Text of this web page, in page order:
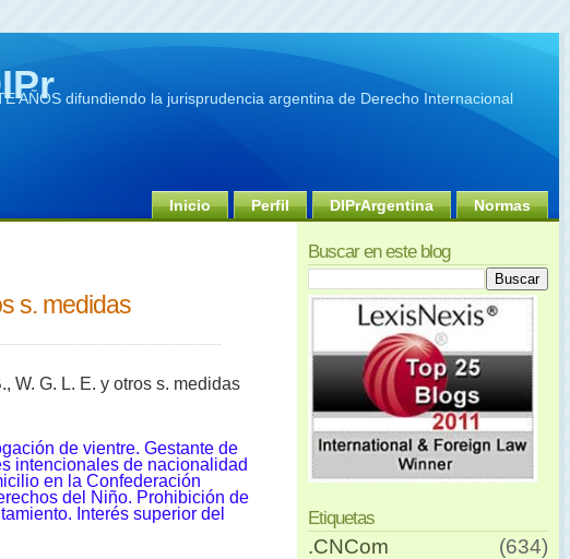
AÑOS difundiendo la jurisprudencia argentina de Derecho Internacional
Inicio Perfil DIPrArgentina Normas
s. medidas
W. G. L. E. y otros s. medidas
de vientre. Gestante de
intencionales de nacionalidad
en la Confederación
del Niño. Prohibición de
Interés superior del
Buscar en este blog
Etiquetas
.CNCom
(634)